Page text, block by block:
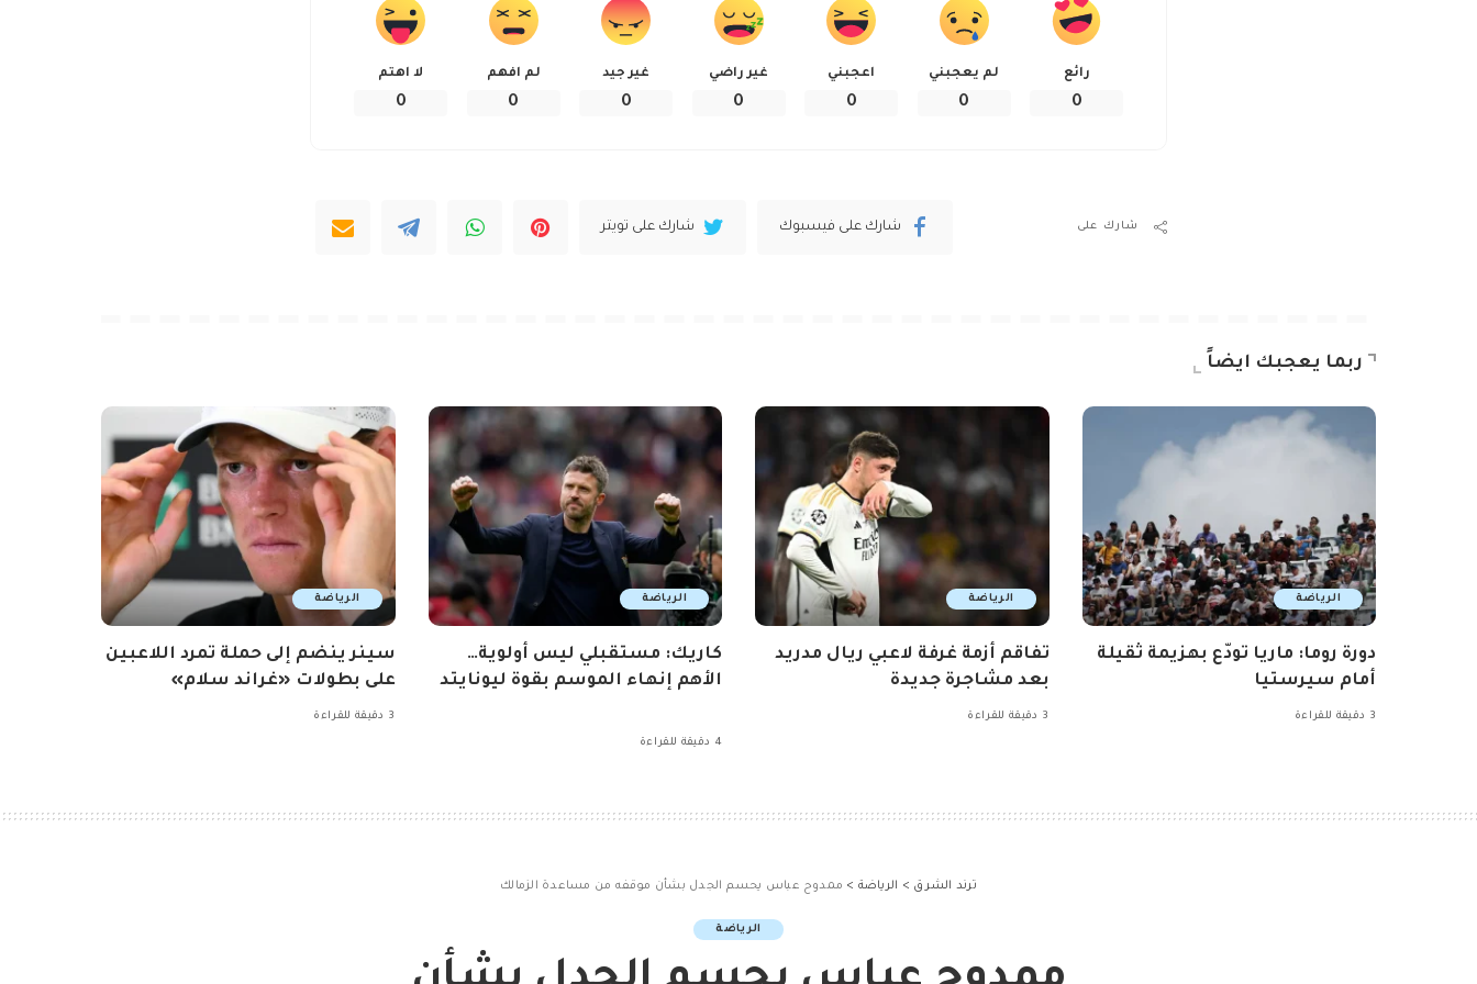
رائع
0
لم يعجبني
0
اعجبني
0
غير راضي
0
غير جيد
0
لم افهم
0
لا اهتم
0
شارك على شارك على فيسبوك شارك على تويتر
ربما يعجبك ايضاً
الرياضة
دورة روما: ماريا تودّع بهزيمة ثقيلة
أمام سيرستيا
3 دقيقة للقراءة
الرياضة
تفاقم أزمة غرفة لاعبي ريال مدريد
بعد مشاجرة جديدة
3 دقيقة للقراءة
الرياضة
كاريك: مستقبلي ليس أولوية…
الأهم إنهاء الموسم بقوة ليونايتد
4 دقيقة للقراءة
الرياضة
سينر ينضم إلى حملة تمرد اللاعبين
على بطولات «غراند سلام»
3 دقيقة للقراءة
ترند الشرق > الرياضة > ممدوح عباس يحسم الجدل بشأن موقفه من مساعدة الزمالك
الرياضة